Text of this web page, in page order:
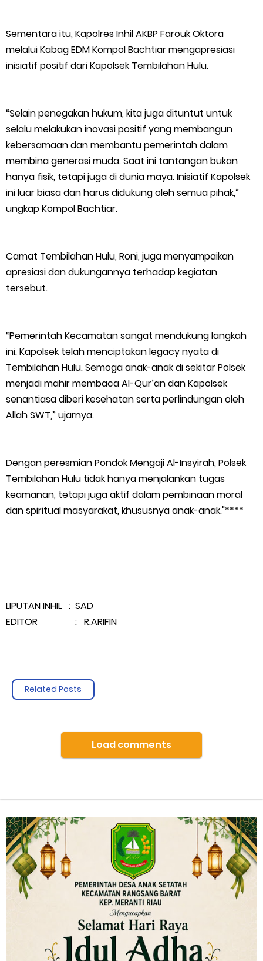
Sementara itu, Kapolres Inhil AKBP Farouk Oktora
melalui Kabag EDM Kompol Bachtiar mengapresiasi
inisiatif positif dari Kapolsek Tembilahan Hulu.
“Selain penegakan hukum, kita juga dituntut untuk
selalu melakukan inovasi positif yang membangun
kebersamaan dan membantu pemerintah dalam
membina generasi muda. Saat ini tantangan bukan
hanya fisik, tetapi juga di dunia maya. Inisiatif Kapolsek
ini luar biasa dan harus didukung oleh semua pihak,”
ungkap Kompol Bachtiar.
Camat Tembilahan Hulu, Roni, juga menyampaikan
apresiasi dan dukungannya terhadap kegiatan
tersebut.
“Pemerintah Kecamatan sangat mendukung langkah
ini. Kapolsek telah menciptakan legacy nyata di
Tembilahan Hulu. Semoga anak-anak di sekitar Polsek
menjadi mahir membaca Al-Qur’an dan Kapolsek
senantiasa diberi kesehatan serta perlindungan oleh
Allah SWT,” ujarnya.
Dengan peresmian Pondok Mengaji Al-Insyirah, Polsek
Tembilahan Hulu tidak hanya menjalankan tugas
keamanan, tetapi juga aktif dalam pembinaan moral
dan spiritual masyarakat, khususnya anak-anak."****
LIPUTAN INHIL : SAD
EDITOR : R.ARIFIN
Related Posts
Load comments